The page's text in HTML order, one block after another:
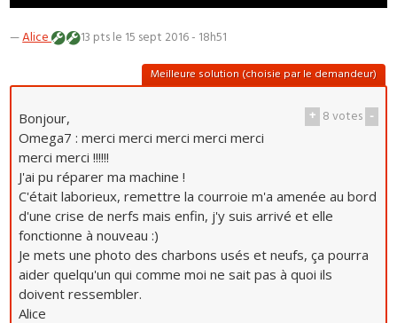
—Alice 13 ptsle 15 sept 2016 - 18h51
Meilleure solution (choisie par le demandeur)
+ 8votes -
Bonjour,
Omega7 : merci merci merci merci merci
merci merci !!!!!!
J'ai pu réparer ma machine !
C'était laborieux, remettre la courroie m'a amenée au bord
d'une crise de nerfs mais enfin, j'y suis arrivé et elle
fonctionne à nouveau :)
Je mets une photo des charbons usés et neufs, ça pourra
aider quelqu'un qui comme moi ne sait pas à quoi ils
doivent ressembler.
Alice